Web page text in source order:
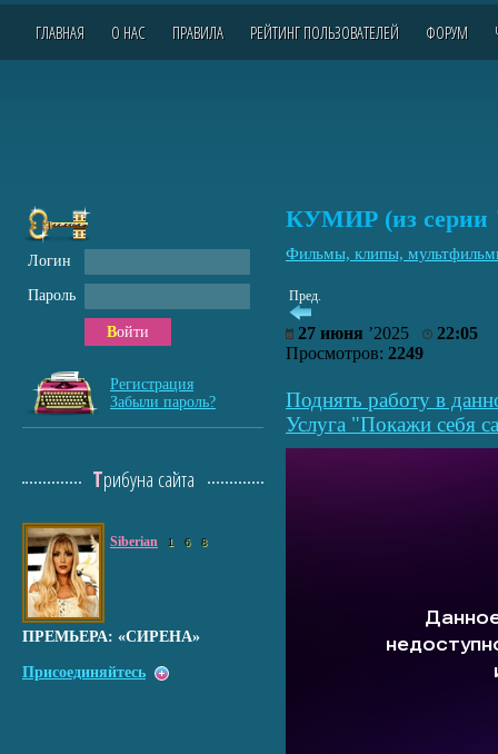
ГЛАВНАЯ О НАС ПРАВИЛА РЕЙТИНГ ПОЛЬЗОВАТЕЛЕЙ ФОРУМ
КУМИР (из
Фильмы, клипы,
Пред.
27 июня ’2025
22:05
Просмотров: 2249
Поднять работу в
Услуга "Покажи себя
Логин
Пароль
Войти
Регистрация
Забыли пароль?
Трибуна сайта
Siberian 1 6 8
ПРЕМЬЕРА: «СИРЕНА»
Присоединяйтесь